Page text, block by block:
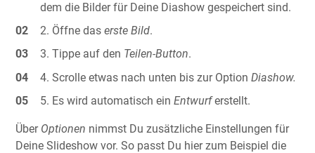
dem die Bilder für Deine Diashow gespeichert sind.
Öffne daserste Bild.
Tippe auf den Teilen-Button.
Scrolle etwas nach unten bis zur OptionDiashow.
Es wird automatisch einEntwurferstellt.
Über Optionen nimmst Du zusätzliche Einstellungen für
Deine Slideshow vor. So passt Du hier zum Beispiel die